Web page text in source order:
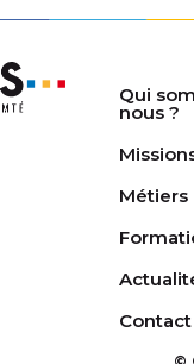
Qui
nous ?
Métiers
Contact